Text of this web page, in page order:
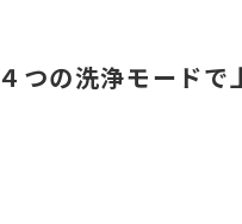
４つの洗浄モードで